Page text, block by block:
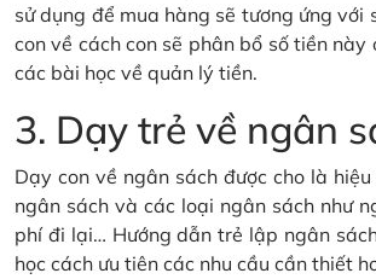
sử dụng để mua hàng sẽ tương ứng
con về cách con sẽ phân bổ số tiền
các bài học về quản lý tiền.
3. Dạy trẻ về ngân
Dạy con về ngân sách được cho là
ngân sách và các loại ngân sách như
phí đi lại… Hướng dẫn trẻ lập ngân
học cách ưu tiên các nhu cầu cần thiết